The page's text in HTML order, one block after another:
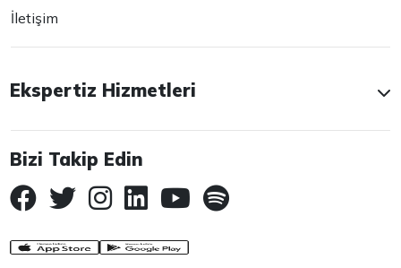
İletişim
Ekspertiz Hizmetleri
Bizi Takip Edin